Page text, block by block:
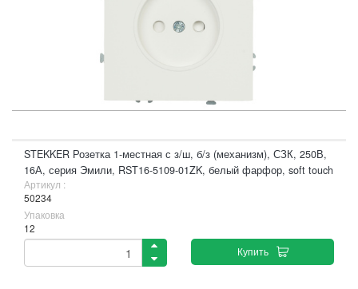
STEKKER Розетка 1-местная с з/ш, б/з (механизм), СЗК, 250В,
16А, серия Эмили, RST16-5109-01ZK, белый фарфор, soft touch
Артикул :
50234
Упаковка
12
Купить